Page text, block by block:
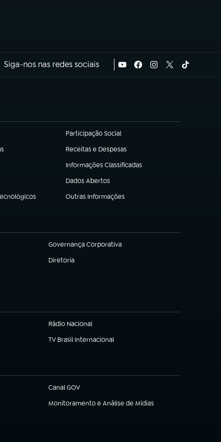
Siga-nos nas redes sociais
Participação Social
(abre em nova aba)
Receitas e Despesas
(abre em nova aba)
Informações Classificadas
(abre em nova aba)
Dados Abertos
(abre em nova aba)
Outras Informações
(abre em nova aba)
Governança Corporativa
(abre em nova aba)
Diretoria
(abre em nova aba)
Rádio Nacional
TV Brasil Internacional
(abre em nova aba)
Canal GOV
(abre em nova aba)
Monitoramento e Análise de Mídias
(abre em nova aba)